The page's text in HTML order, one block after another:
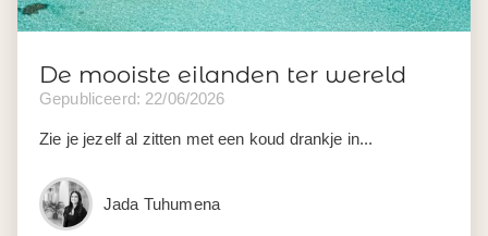
De mooiste eilanden ter wereld
Gepubliceerd: 22/06/2026
Zie je jezelf al zitten met een koud drankje in...
Jada Tuhumena